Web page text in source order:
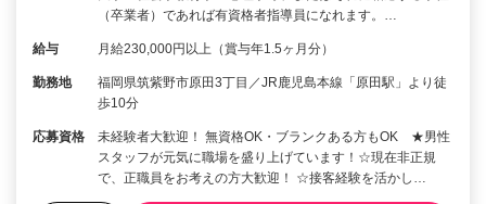
（卒業者）であれば有資格者指導員になれます。…
給与 月給230,000円以上（賞与年1.5ヶ月分）
勤務地
福岡県筑紫野市原田3丁目／JR鹿児島本線「原田駅」より徒
歩10分
応募資格
未経験者大歓迎！ 無資格OK・ブランクある方もOK ★男性
スタッフが元気に職場を盛り上げています！☆現在非正規
で、正職員をお考えの方大歓迎！ ☆接客経験を活かし…